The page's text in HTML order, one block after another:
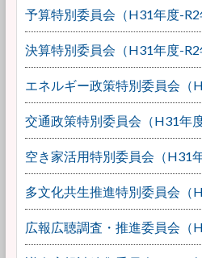
予算特別委員会（H31年度-R2
決算特別委員会（H31年度-R2
エネルギー政策特別委員会（
交通政策特別委員会（H31年
空き家活用特別委員会（H31
多文化共生推進特別委員会（
広報広聴調査・推進委員会（